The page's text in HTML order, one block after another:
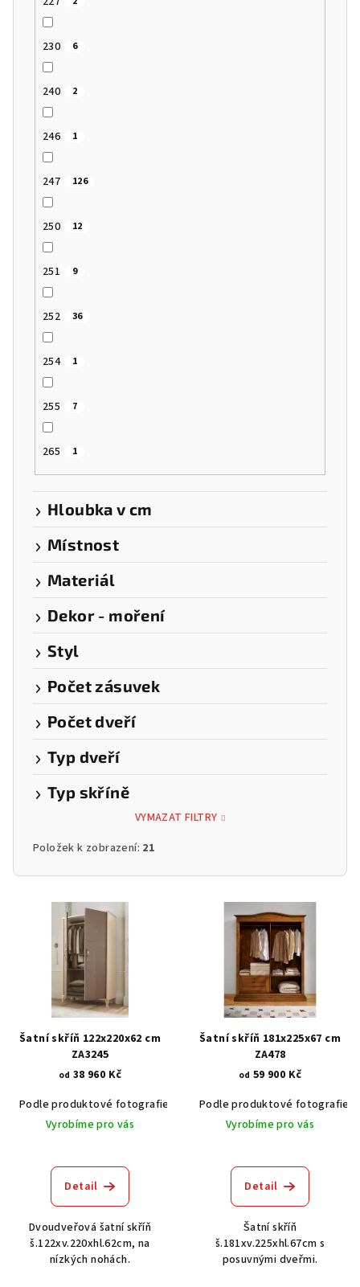
230 6
240 2
246 1
247 126
250 12
251 9
252 36
254 1
255 7
265 1
Hloubka v cm
Místnost
Materiál
Dekor - moření
Styl
Počet zásuvek
Počet dveří
Typ dveří
Typ skříně
VYMAZAT FILTRY
Položek k zobrazení: 21
Šatní skříň 122x220x62 cm
ZA3245
od 38 960 Kč
Podle produktové fotografie
Bílá Bílá s patinou BT9001-A6
Vyrobíme pro vás
Detail
Dvoudveřová šatní skříň
š.122xv.220xhl.62cm, na
nízkých nohách.
Šatní skříň 181x225x67 cm
ZA478
od 59 900 Kč
Podle produktové fotografie
Vyrobíme pro vás
Detail
Šatní skříň
š.181xv.225xhl.67cm s
posuvnými dveřmi.